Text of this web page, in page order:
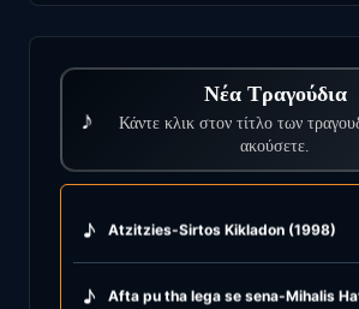
♪
Νέα Τραγούδια
Κάντε κλικ στον τίτλο των
ακούσετε.
♪ Atzitzies-Sirtos Kikladon (1998)
♪ Afta pu tha lega se sena-Mihalis